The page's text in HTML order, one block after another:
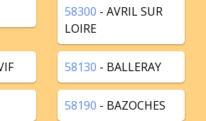
58300 - AVRIL SUR
LOIRE
58130 - BALLERAY
58190 - BAZOCHES